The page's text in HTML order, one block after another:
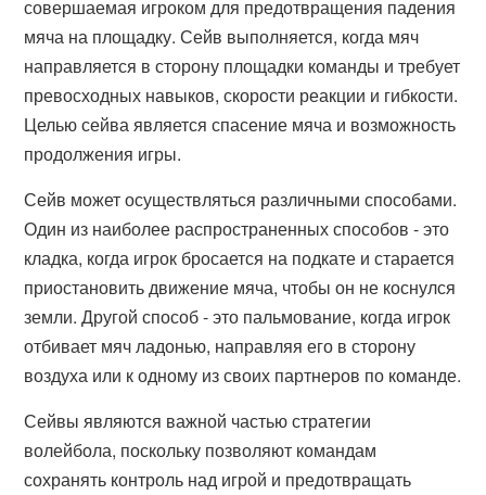
совершаемая игроком для предотвращения падения
мяча на площадку. Сейв выполняется, когда мяч
направляется в сторону площадки команды и требует
превосходных навыков, скорости реакции и гибкости.
Целью сейва является спасение мяча и возможность
продолжения игры.
Сейв может осуществляться различными способами.
Один из наиболее распространенных способов - это
кладка, когда игрок бросается на подкате и старается
приостановить движение мяча, чтобы он не коснулся
земли. Другой способ - это пальмование, когда игрок
отбивает мяч ладонью, направляя его в сторону
воздуха или к одному из своих партнеров по команде.
Сейвы являются важной частью стратегии
волейбола, поскольку позволяют командам
сохранять контроль над игрой и предотвращать